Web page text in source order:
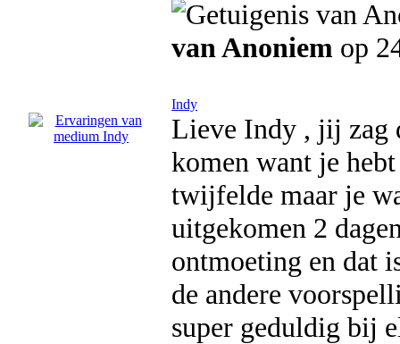
van Anoniem op
Indy
Lieve Indy , jij zag
komen want je
twijfelde maar je
uitgekomen 2
ontmoeting en dat
de andere
super geduldig bij